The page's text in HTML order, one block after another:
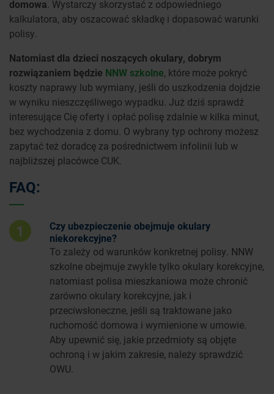
domowa. Wystarczy skorzystać z odpowiedniego
kalkulatora, aby oszacować składkę i dopasować warunki
polisy.
Natomiast dla dzieci noszących okulary, dobrym
rozwiązaniem będzie NNW szkolne, które może pokryć
koszty naprawy lub wymiany, jeśli do uszkodzenia dojdzie
w wyniku nieszczęśliwego wypadku. Już dziś sprawdź
interesujące Cię oferty i opłać polisę zdalnie w kilka minut,
bez wychodzenia z domu. O wybrany typ ochrony możesz
zapytać też doradcę za pośrednictwem infolinii lub w
najbliższej placówce CUK.
FAQ:
1
Czy ubezpieczenie obejmuje okulary
niekorekcyjne?
To zależy od warunków konkretnej polisy. NNW
szkolne obejmuje zwykle tylko okulary korekcyjne,
natomiast polisa mieszkaniowa może chronić
zarówno okulary korekcyjne, jak i
przeciwsłoneczne, jeśli są traktowane jako
ruchomość domowa i wymienione w umowie.
Aby upewnić się, jakie przedmioty są objęte
ochroną i w jakim zakresie, należy sprawdzić
OWU.